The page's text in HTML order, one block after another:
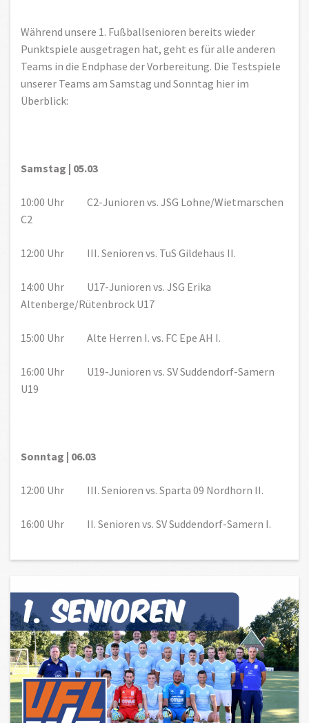
Während unsere 1. Fußballsenioren bereits wieder
Punktspiele ausgetragen hat, geht es für alle anderen
Teams in die Endphase der Vorbereitung. Die Testspiele
unserer Teams am Samstag und Sonntag hier im
Überblick:
Samstag | 05.03
10:00 Uhr C2-Junioren vs. JSG Lohne/Wietmarschen
C2
12:00 Uhr III. Senioren vs. TuS Gildehaus II.
14:00 Uhr U17-Junioren vs. JSG Erika
Altenberge/Rütenbrock U17
15:00 Uhr Alte Herren I. vs. FC Epe AH I.
16:00 Uhr U19-Junioren vs. SV Suddendorf-Samern
U19
Sonntag | 06.03
12:00 Uhr III. Senioren vs. Sparta 09 Nordhorn II.
16:00 Uhr II. Senioren vs. SV Suddendorf-Samern I.